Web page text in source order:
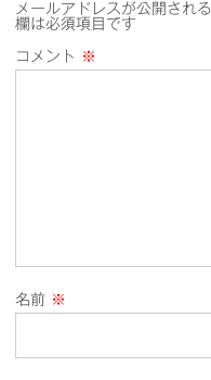
メールアドレスが公開され
欄は必須項目です
コメント ※
名前 ※